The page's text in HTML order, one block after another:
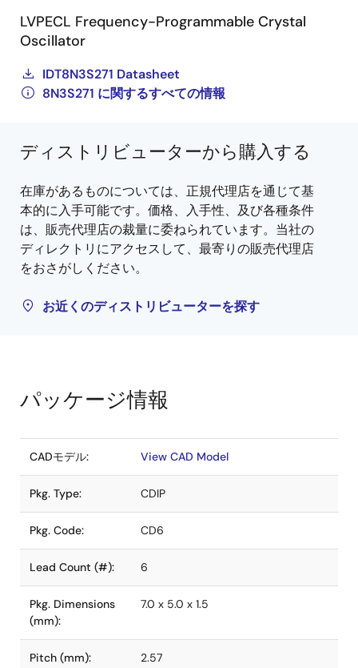
LVPECL Frequency-Programmable Crystal
Oscillator
IDT8N3S271 Datasheet
8N3S271 に関するすべての情報
ディストリビューターから購入する
在庫があるものについては、正規代理店を通じて基
本的に入手可能です。価格、入手性、及び各種条件
は、販売代理店の裁量に委ねられています。当社の
ディレクトリにアクセスして、最寄りの販売代理店
をおさがしください。
お近くのディストリビューターを探す
パッケージ情報
CADモデル: View CAD Model
Pkg. Type: CDIP
Pkg. Code: CD6
Lead Count (#): 6
Pkg. Dimensions
(mm):
7.0 x 5.0 x 1.5
Pitch (mm): 2.57